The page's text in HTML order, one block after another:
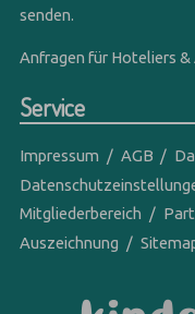
senden.
Anfragen für Hoteliers
Service
Impressum AGB
Mitgliederbereich
Auszeichnung